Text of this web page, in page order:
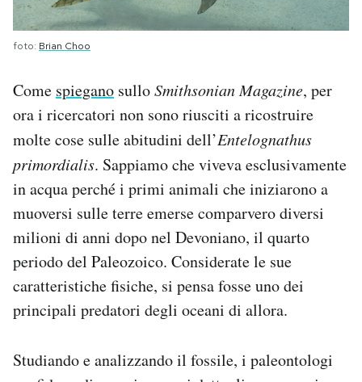
foto: Brian Choo
Come spiegano sulloSmithsonian Magazine, per
ora i ricercatori non sono riusciti a ricostruire
molte cose sulle abitudini dell’Entelognathus
primordialis. Sappiamo che viveva esclusivamente
in acqua perché i primi animali che iniziarono a
muoversi sulle terre emerse comparvero diversi
milioni di anni dopo nel Devoniano, il quarto
periodo del Paleozoico. Considerate le sue
caratteristiche fisiche, si pensa fosse uno dei
principali predatori degli oceani di allora.
Studiando e analizzando il fossile, i paleontologi